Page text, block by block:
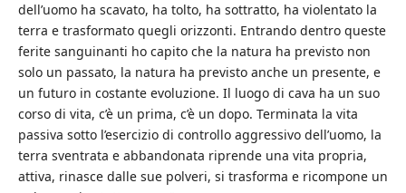
dell’uomo ha scavato, ha tolto, ha sottratto, ha violentato la
terra e trasformato quegli orizzonti. Entrando dentro queste
ferite sanguinanti ho capito che la natura ha previsto non
solo un passato, la natura ha previsto anche un presente, e
un futuro in costante evoluzione. Il luogo di cava ha un suo
corso di vita, c’è un prima, c’è un dopo. Terminata la vita
passiva sotto l’esercizio di controllo aggressivo dell’uomo, la
terra sventrata e abbandonata riprende una vita propria,
attiva, rinasce dalle sue polveri, si trasforma e ricompone un